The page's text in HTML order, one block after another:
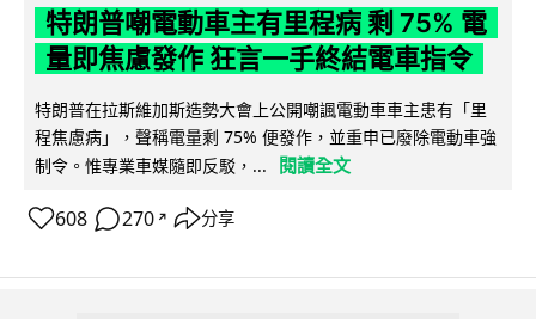
特朗普嘲電動車主有里程病 剩 75% 電
量即焦慮發作 狂言一手終結電車指令
特朗普在拉斯維加斯造勢大會上公開嘲諷電動車車主患有「里
程焦慮病」，聲稱電量剩 75% 便發作，並重申已廢除電動車強
制令。惟專業車媒隨即反駁，...
閱讀全文
608 270 ↗ 分享